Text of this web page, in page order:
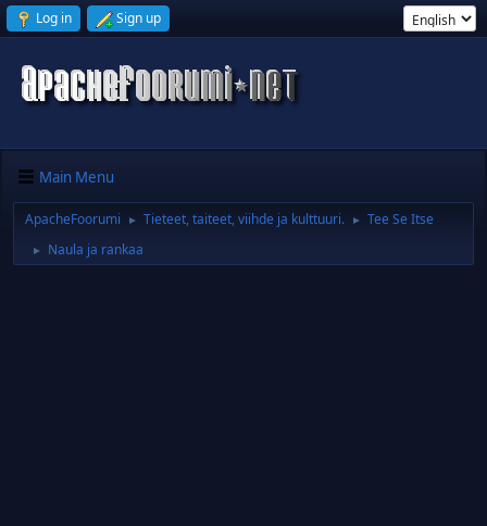
Log in Sign up
Main Menu
ApacheFoorumi ► Tieteet, taiteet, viihde ja kulttuuri. ► Tee Se Itse
► Naula ja rankaa